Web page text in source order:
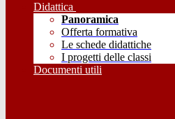
Didattica
Panoramica
Offerta formativa
Le schede didattiche
I progetti delle classi
Documenti utili